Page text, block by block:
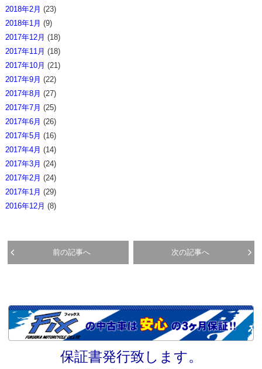
2018年2月 (23)
2018年1月 (9)
2017年12月 (18)
2017年11月 (18)
2017年10月 (21)
2017年9月 (22)
2017年8月 (27)
2017年7月 (25)
2017年6月 (26)
2017年5月 (16)
2017年4月 (14)
2017年3月 (24)
2017年2月 (24)
2017年1月 (29)
2016年12月 (8)
前の記事へ 次の記事へ
保証書発行致します。